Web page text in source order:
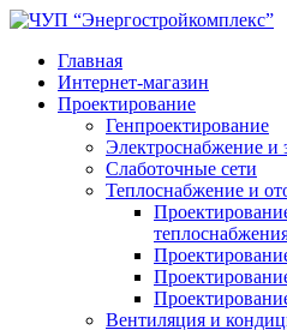
Главная
Интернет-магазин
Проектирование
Генпроектирование
Электроснабжение и
Слаботочные сети
Теплоснабжение и
Вентиляция и